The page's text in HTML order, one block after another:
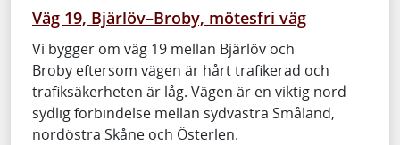
Väg 19, Bjärlöv–Broby, mötesfri väg
Vi bygger om väg 19 mellan Bjärlöv och
Broby eftersom vägen är hårt trafikerad och
trafiksäkerheten är låg. Vägen är en viktig nord-
sydlig förbindelse mellan sydvästra Småland,
nordöstra Skåne och Österlen.